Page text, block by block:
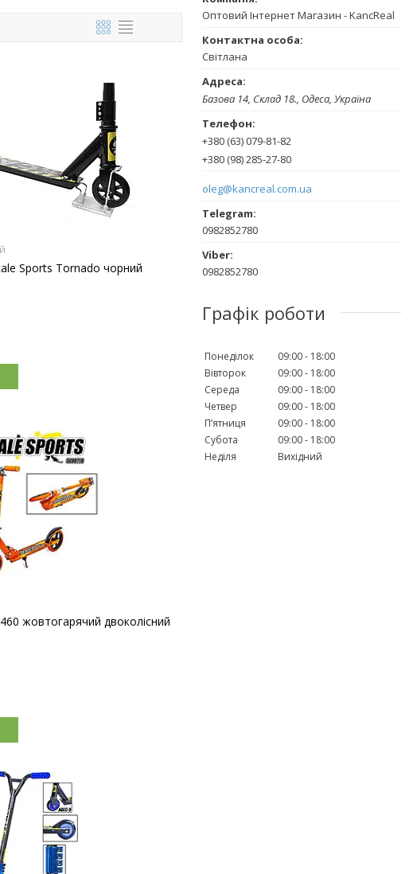
Sports Tornado чорний
жовтогарячий двоколісний
Оптовий Інтернет Магазин - KancReal
Світлана
Базова 14, Склад 18., Одеса, Україна
+380 (63) 079-81-82
+380 (98) 285-27-80
oleg@kancreal.com.ua
0982852780
0982852780
Графік роботи
Понеділок 09:00
18:00
Вівторок
09:00
18:00
Середа
09:00
18:00
Четвер
09:00
18:00
Пʼятниця
09:00
18:00
Субота
09:00
18:00
Неділя
Вихідний